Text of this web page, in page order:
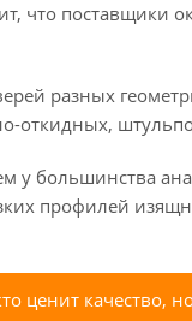
что поставщики
разных
откидных,
большинства
профилей
ценит качество,